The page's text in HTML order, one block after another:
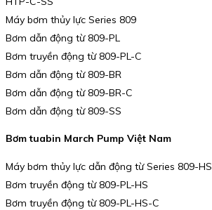
Máy bơm thủy lực Series 809
Bơm dẫn động từ 809-PL
Bơm truyền động từ 809-PL-C
Bơm dẫn động từ 809-BR
Bơm dẫn động từ 809-BR-C
Bơm dẫn động từ 809-SS
Bơm tuabin March Pump Việt Nam
Máy bơm thủy lực dẫn động từ Series 809-HS
Bơm truyền động từ 809-PL-HS
Bơm truyền động từ 809-PL-HS-C